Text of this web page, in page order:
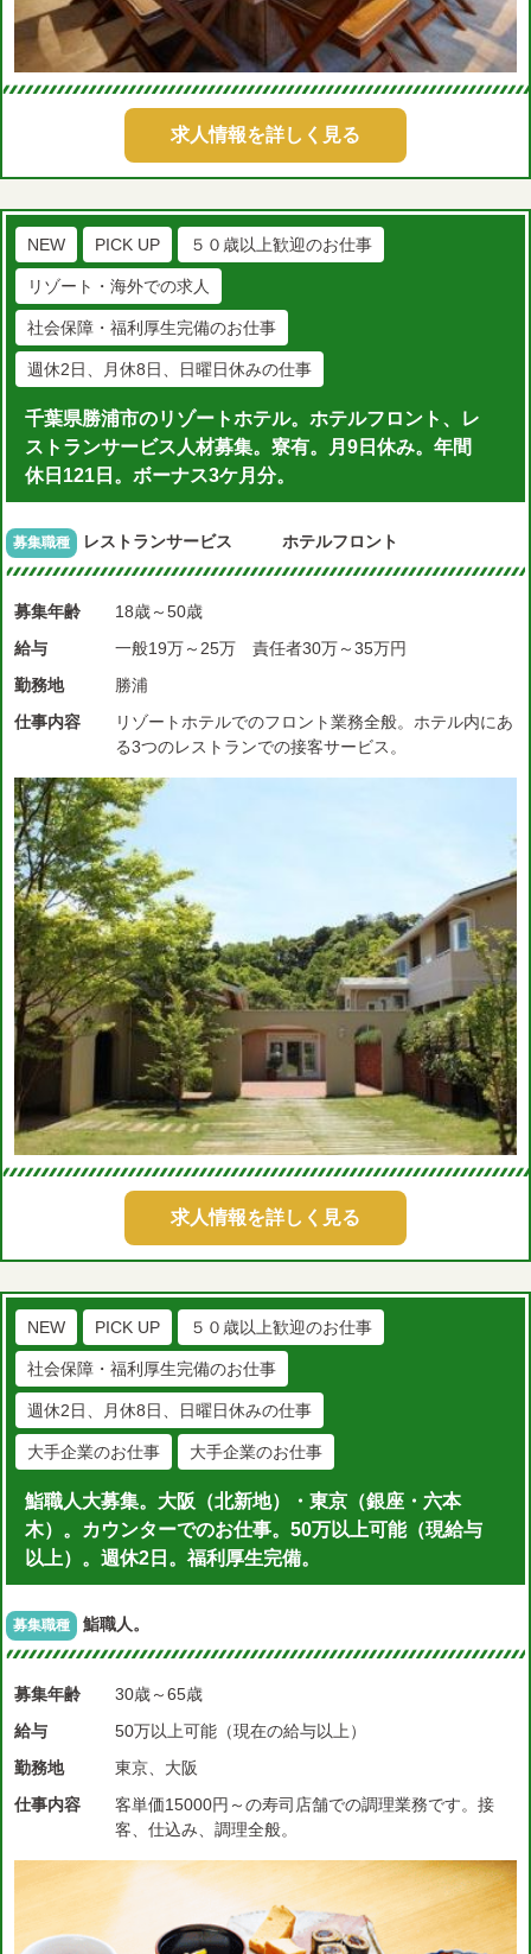
求人情報を詳しく見る
NEW PICK UP ５０歳以上歓迎のお仕事
リゾート・海外での求人
社会保障・福利厚生完備のお仕事
週休2日、月休8日、日曜日休みの仕事
千葉県勝浦市のリゾートホテル。ホテルフロント、レ
ストランサービス人材募集。寮有。月9日休み。年間
休日121日。ボーナス3ケ月分。
募集職種 レストランサービス ホテルフロント
募集年齢
18歳～50歳
給与
一般19万～25万 責任者30万～35万円
勤務地
勝浦
仕事内容
リゾートホテルでのフロント業務全般。ホテル内にあ
る3つのレストランでの接客サービス。
求人情報を詳しく見る
NEW PICK UP ５０歳以上歓迎のお仕事
社会保障・福利厚生完備のお仕事
週休2日、月休8日、日曜日休みの仕事
大手企業のお仕事 大手企業のお仕事
鮨職人大募集。大阪（北新地）・東京（銀座・六本
木）。カウンターでのお仕事。50万以上可能（現給与
以上）。週休2日。福利厚生完備。
募集職種 鮨職人。
募集年齢
30歳～65歳
給与
50万以上可能（現在の給与以上）
勤務地
東京、大阪
仕事内容
客単価15000円～の寿司店舗での調理業務です。接
客、仕込み、調理全般。